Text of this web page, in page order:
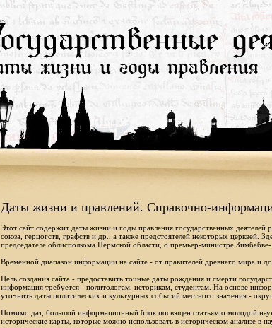
Даты жизни и правлений. Справочно-
Этот сайт содержит даты жизни и годы правления государственных деятелей
союза, герцогств, графств и др., а также предстоятелей некоторых церквей.
председателе облисполкома Пермской области, о премьер-министре
Временной диапазон информации на сайте - от правителей древнего мира и
Цель создания сайта - предоставить точные даты рождения и смерти
информация требуется - политологам, историкам, студентам. На основе
уточнить даты политических и культурных событий местного значения -
Помимо дат, большой информационный блок посвящен статьям о молодой
исторические карты, которые можно использовать в историческом анализе в